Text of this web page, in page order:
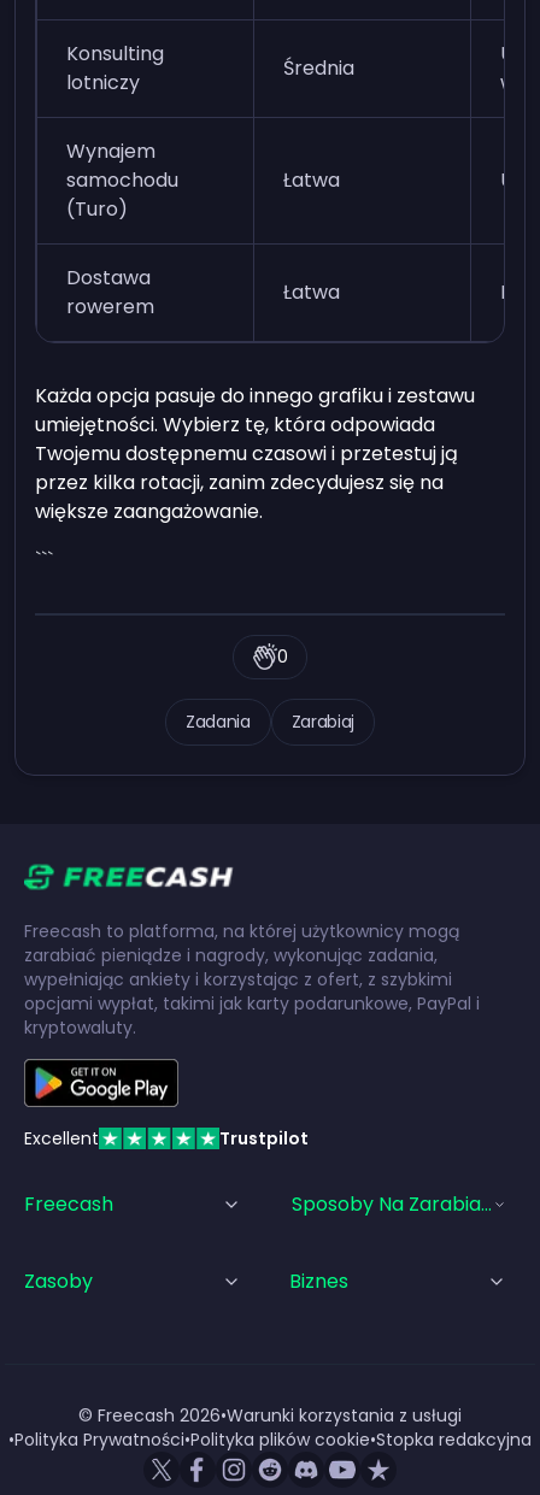
Konsulting
lotniczy
Średnia
Wynajem
samochodu
(Turo)
Łatwa
Dostawa
rowerem
Łatwa
Każda opcja pasuje do innego grafiku i zestawu
umiejętności. Wybierz tę, która odpowiada
Twojemu dostępnemu czasowi i przetestuj ją
przez kilka rotacji, zanim zdecydujesz się na
większe zaangażowanie.
```
Zadania Zarabiaj
0
Freecash to platforma, na której użytkownicy mogą
zarabiać pieniądze i nagrody, wykonując zadania,
wypełniając ankiety i korzystając z ofert, z szybkimi
opcjami wypłat, takimi jak karty podarunkowe, PayPal i
kryptowaluty.
Excellent Trustpilot
Freecash Sposoby Na Zarabianie
Zasoby Biznes
© Freecash 2026•Warunki korzystania z usługi
•Polityka Prywatności•Polityka plików cookie•Stopka redakcyjna